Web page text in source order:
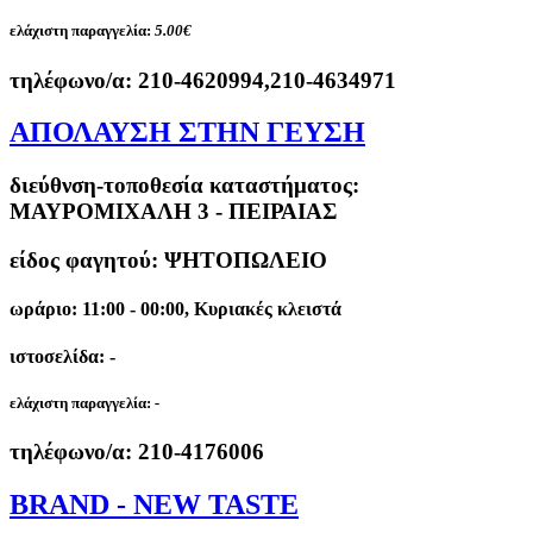
ελάχιστη παραγγελία: 5.00€
τηλέφωνο/α: 210-4620994,210-4634971
ΑΠΟΛΑΥΣΗ ΣΤΗΝ ΓΕΥΣΗ
διεύθνση-τοποθεσία καταστήματος:
ΜΑΥΡΟΜΙΧΑΛΗ 3 - ΠΕΙΡΑΙΑΣ
είδος φαγητού: ΨΗΤΟΠΩΛΕΙΟ
ωράριο: 11:00 - 00:00, Κυριακές κλειστά
ιστοσελίδα: -
ελάχιστη παραγγελία: -
τηλέφωνο/α: 210-4176006
BRAND - NEW TASTE